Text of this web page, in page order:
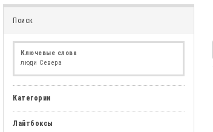
Поиск
Ключевые слова
люди Севера
Категории
Лайтбоксы